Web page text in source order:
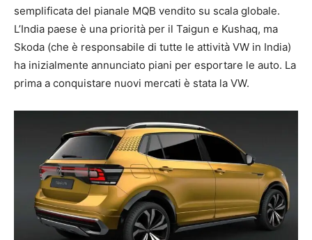
semplificata del pianale MQB vendito su scala globale.
L’India paese è una priorità per il Taigun e Kushaq, ma
Skoda (che è responsabile di tutte le attività VW in India)
ha inizialmente annunciato piani per esportare le auto. La
prima a conquistare nuovi mercati è stata la VW.